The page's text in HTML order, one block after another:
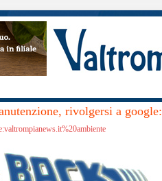
rivolgersi a google: